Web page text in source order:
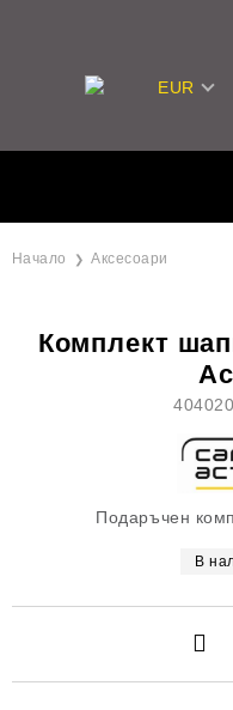
EUR
Начало Аксесоари
Комплект
Подаръчен
В